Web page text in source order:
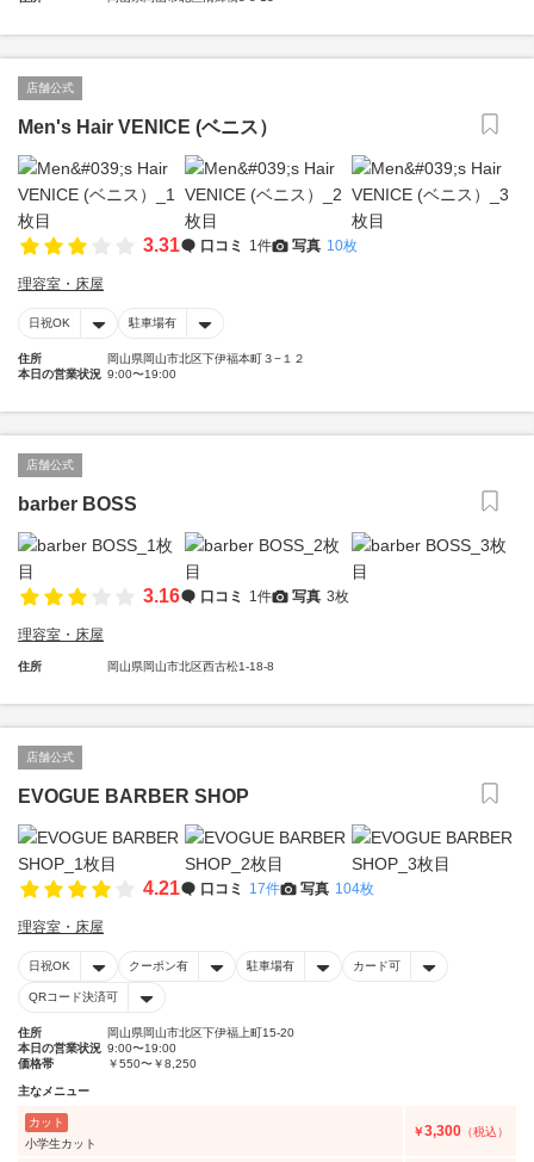
店舗公式
Men's Hair VENICE (ベニス）
3.31 口コミ 1件 写真 10枚
理容室・床屋
日祝OK 駐車場有
住所
岡山県岡山市北区下伊福本町３−１２
本日の営業状況 9:00〜19:00
店舗公式
barber BOSS
3.16 口コミ 1件 写真 3枚
理容室・床屋
住所 岡山県岡山市北区西古松1-18-8
店舗公式
EVOGUE BARBER SHOP
4.21 口コミ 17件 写真 104枚
理容室・床屋
日祝OK クーポン有 駐車場有 カード可
QRコード決済可
住所
岡山県岡山市北区下伊福上町15-20
本日の営業状況 9:00〜19:00
価格帯
￥550〜￥8,250
主なメニュー
カット
小学生カット
￥3,300 （税込）